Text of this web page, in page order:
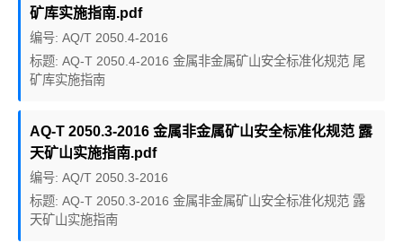
矿库实施指南.pdf
编号: AQ/T 2050.4-2016
标题: AQ-T 2050.4-2016 金属非金属矿山安全标准化规范 尾
矿库实施指南
AQ-T 2050.3-2016 金属非金属矿山安全标准化规范 露
天矿山实施指南.pdf
编号: AQ/T 2050.3-2016
标题: AQ-T 2050.3-2016 金属非金属矿山安全标准化规范 露
天矿山实施指南